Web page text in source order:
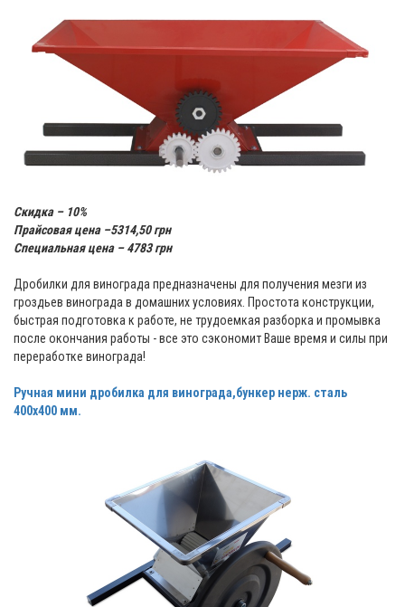
Скидка – 10%
Прайсовая цена –5314,50 грн
Специальная цена – 4783 грн
Дробилки для винограда предназначены для получения мезги из
гроздьев винограда в домашних условиях. Простота конструкции,
быстрая подготовка к работе, не трудоемкая разборка и промывка
после окончания работы - все это сэкономит Ваше время и силы при
переработке винограда!
Ручная мини дробилка для винограда,бункер нерж. cталь
400х400 мм.